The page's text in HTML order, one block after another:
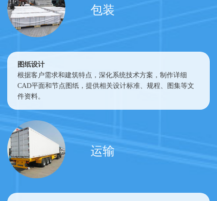
包装
图纸设计
根据客户需求和建筑特点，深化系统技术方案，制作详细
CAD平面和节点图纸，提供相关设计标准、规程、图集等文
件资料。
运输